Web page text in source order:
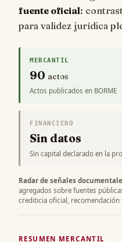
fuente oficial:
para validez jurídica
MERCANTIL
90 actos
Actos publicados en BORME
FINANCIERO
Sin datos
Sin capital declarado en la
Radar de señales
agregados sobre fuentes
crediticia oficial, recomendación
RESUMEN MERCANTIL